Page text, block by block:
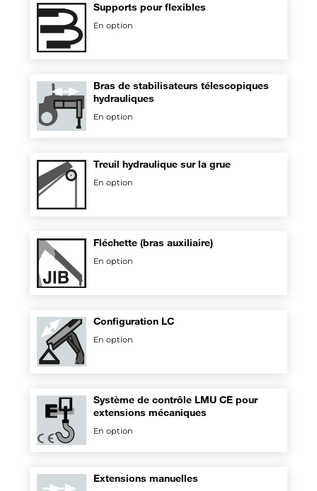
Supports pour flexibles
En option
Bras de stabilisateurs télescopiques
hydrauliques
En option
Treuil hydraulique sur la grue
En option
Fléchette (bras auxiliaire)
En option
Configuration LC
En option
Système de contrôle LMU CE pour
extensions mécaniques
En option
Extensions manuelles